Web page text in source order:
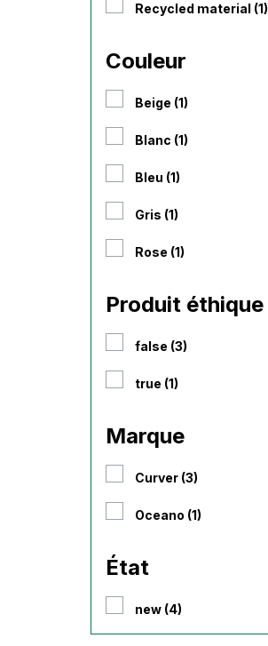
Recycled material (1)
Couleur
Beige (1)
Blanc (1)
Bleu (1)
Gris (1)
Rose (1)
Produit éthique
false (3)
true (1)
Marque
Curver (3)
Oceano (1)
État
new (4)